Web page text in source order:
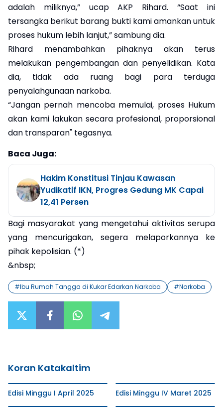
adalah miliknya,” ucap AKP Rihard. “Saat ini
tersangka berikut barang bukti kami amankan untuk
proses hukum lebih lanjut,” sambung dia.
Rihard menambahkan pihaknya akan terus
melakukan pengembangan dan penyelidikan. Kata
dia, tidak ada ruang bagi para terduga
penyalahgunaan narkoba.
“Jangan pernah mencoba memulai, proses Hukum
akan kami lakukan secara profesional, proporsional
dan transparan" tegasnya.
Baca Juga:
Hakim Konstitusi Tinjau Kawasan
Yudikatif IKN, Progres Gedung MK Capai
12,41 Persen
Bagi masyarakat yang mengetahui aktivitas serupa
yang mencurigakan, segera melaporkannya ke
pihak kepolisian. (*)
&nbsp;
#Ibu Rumah Tangga di Kukar Edarkan Narkoba #Narkoba
Koran Katakaltim
Edisi Minggu I April 2025 Edisi Minggu IV Maret 2025